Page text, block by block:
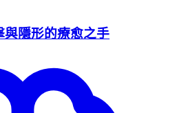
隱形的療愈之手